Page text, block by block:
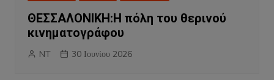
ΘΕΣΣΑΛΟΝΙΚΗ:Η πόλη του θερινού
κινηματογράφου
NT 30 Ιουνίου 2026